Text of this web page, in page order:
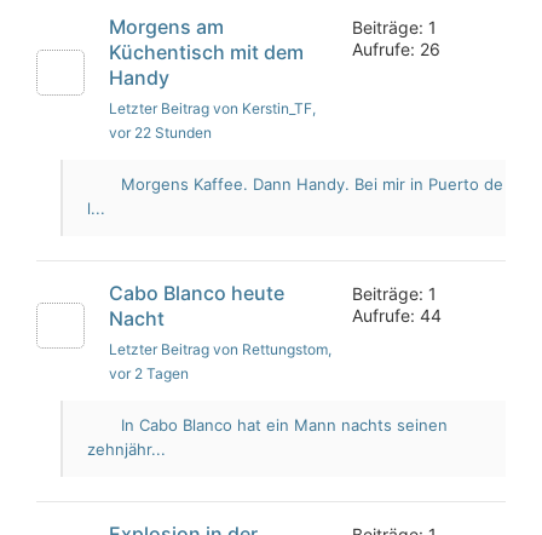
Morgens am
Küchentisch mit dem
Handy
Letzter Beitrag von Kerstin_TF,
vor 22 Stunden
Beiträge: 1
Aufrufe: 26
Morgens Kaffee. Dann Handy. Bei mir in Puerto de
l...
Cabo Blanco heute
Nacht
Letzter Beitrag von Rettungstom,
vor 2 Tagen
Beiträge: 1
Aufrufe: 44
In Cabo Blanco hat ein Mann nachts seinen
zehnjähr...